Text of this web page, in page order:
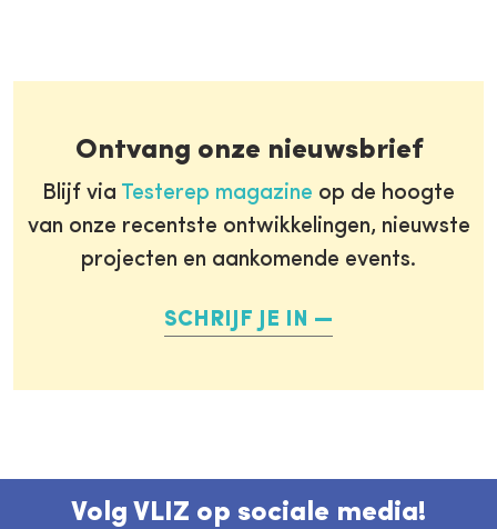
Ontvang onze nieuwsbrief
Blijf via Testerep magazine op de hoogte
van onze recentste ontwikkelingen, nieuwste
projecten en aankomende events.
SCHRIJF JE IN
Volg VLIZ op sociale media!